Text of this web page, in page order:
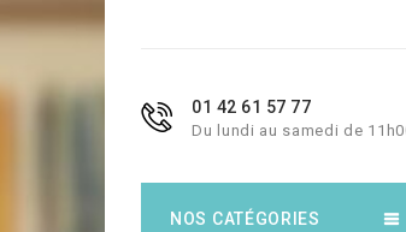
01 42 61 57 77
Du lundi au samedi de
NOS CATÉGORIES